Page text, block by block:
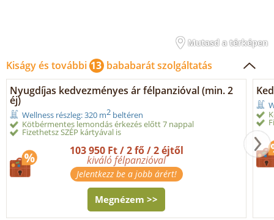
Mutasd a térképen
Kiságy és további 13 bababarát szolgáltatás
Nyugdíjas kedvezményes ár félpanzióval (min. 2
éj)
Wellness részleg: 320 m2 beltéren
Kötbérmentes lemondás érkezés előtt 7 nappal
Fizethetsz SZÉP kártyával is
103 950 Ft / 2 fő / 2 éjtől
kiváló félpanzióval
Jelentkezz be a jobb árért!
Megnézem >>